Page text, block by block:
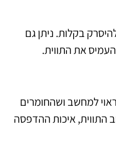
בקלות. ניתן גם
את התווית.
למחשב ושהחומרים
התווית, איכות ההדפסה